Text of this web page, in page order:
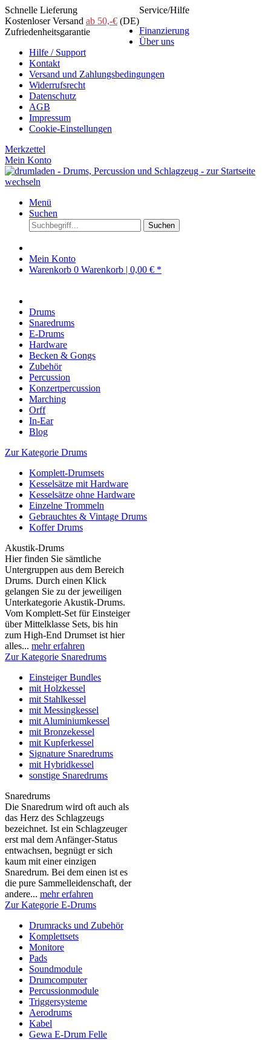
Schnelle Lieferung
Kostenloser Versand ab 50,-€ (DE)
Zufriedenheitsgarantie
Service/Hilfe
Finanzierung
Über uns
Hilfe / Support
Kontakt
Versand und Zahlungsbedingungen
Widerrufsrecht
Datenschutz
AGB
Impressum
Cookie-Einstellungen
Merkzettel
Mein Konto
Menü
Suchen
Suchen
Mein Konto
Warenkorb 0 Warenkorb | 0,00 € *
Drums
Snaredrums
E-Drums
Hardware
Becken & Gongs
Zubehör
Percussion
Konzertpercussion
Marching
Orff
In-Ear
Blog
Zur Kategorie Drums
Komplett-Drumsets
Kesselsätze mit Hardware
Kesselsätze ohne Hardware
Einzelne Trommeln
Gebrauchtes & Vintage Drums
Koffer Drums
Akustik-Drums
Hier finden Sie sämtliche
Untergruppen aus dem Bereich
Drums. Durch einen Klick
gelangen Sie zu der jeweiligen
Unterkategorie Akustik-Drums.
Vom Komplett-Set für Einsteiger
über Mittelklasse Sets, bis hin
zum High-End Drumset ist hier
alles... mehr erfahren
Zur Kategorie Snaredrums
Einsteiger Bundles
mit Holzkessel
mit Stahlkessel
mit Messingkessel
mit Aluminiumkessel
mit Bronzekessel
mit Kupferkessel
Signature Snaredrums
mit Hybridkessel
sonstige Snaredrums
Snaredrums
Die Snaredrum wird oft auch als
das Herz des Schlagzeugs
bezeichnet. Ist ein Schlagzeuger
erst mal dem Anfänger-Status
entwachsen, begnügt er sich
kaum mit einer einzigen
Snaredrum. Bei dem einen ist es
die pure Sammelleidenschaft, der
andere... mehr erfahren
Zur Kategorie E-Drums
Drumracks und Zubehör
Komplettsets
Monitore
Pads
Soundmodule
Drumcomputer
Percussionmodule
Triggersysteme
Aerodrums
Kabel
Gewa E-Drum Felle